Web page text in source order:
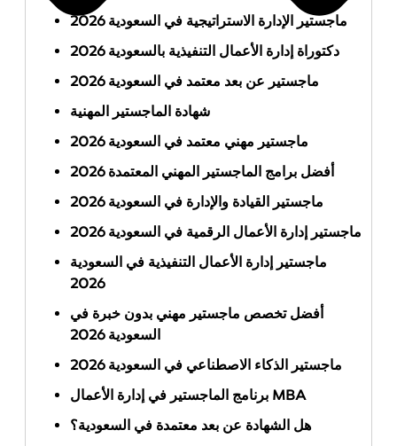
ماجستير الإدارة الاستراتيجية في السعودية 2026
دكتوراة إدارة الأعمال التنفيذية بالسعودية 2026
ماجستير عن بعد معتمد في السعودية 2026
شهادة الماجستير المهنية
ماجستير مهني معتمد في السعودية 2026
أفضل برامج الماجستير المهني المعتمدة 2026
ماجستير القيادة والإدارة في السعودية 2026
ماجستير إدارة الأعمال الرقمية في السعودية 2026
ماجستير إدارة الأعمال التنفيذية في السعودية
2026
أفضل تخصص ماجستير مهني بدون خبرة في
السعودية 2026
ماجستير الذكاء الاصطناعي في السعودية 2026
برنامج الماجستير في إدارة الأعمال MBA
هل الشهادة عن بعد معتمدة في السعودية؟